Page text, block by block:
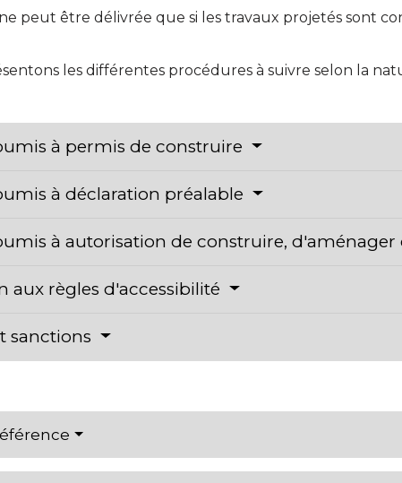
peut être délivrée que si les travaux projetés sont
les différentes procédures à suivre selon la
à permis de construire
à déclaration préalable
à autorisation de construire,
aux règles d'accessibilité
sanctions